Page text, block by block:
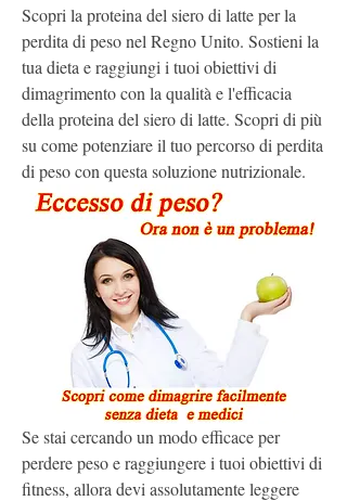
Scopri la proteina del siero di latte per la
perdita di peso nel Regno Unito. Sostieni la
tua dieta e raggiungi i tuoi obiettivi di
dimagrimento con la qualità e l'efficacia
della proteina del siero di latte. Scopri di più
su come potenziare il tuo percorso di perdita
di peso con questa soluzione nutrizionale.
Se stai cercando un modo efficace per
perdere peso e raggiungere i tuoi obiettivi di
fitness, allora devi assolutamente leggere